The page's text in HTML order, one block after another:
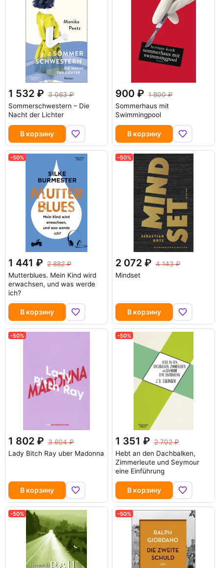
1 532
3 063
Sommerschwestern – Die
Nacht der Lichter
В корзину
900
1 800
Sommerhaus mit
Swimmingpool
В корзину
-50%
1 441
2 882
Mutterblues. Mein Kind wird
erwachsen, und was werde
ich?
В корзину
-50%
2 072
4 143
Mindset
В корзину
-50%
1 802
3 604
Lady Bitch Ray uber Madonna
В корзину
-50%
1 351
2 702
Hebt an den Dachbalken,
Zimmerleute und Seymour
eine Einführung
В корзину
-50% -50%